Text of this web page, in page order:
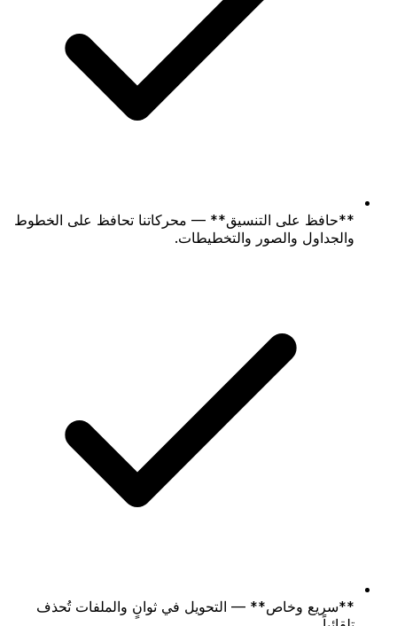
**حافظ على التنسيق** — محركاتنا تحافظ على الخطوط
والجداول والصور والتخطيطات.
**سريع وخاص** — التحويل في ثوانٍ والملفات تُحذف